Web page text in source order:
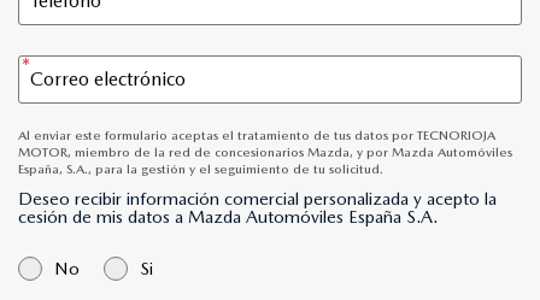
Al enviar este formulario aceptas el tratamiento de tus datos por TECNORIOJA
MOTOR, miembro de la red de concesionarios Mazda, y por Mazda Automóviles
España, S.A., para la gestión y el seguimiento de tu solicitud.
Deseo recibir información comercial personalizada y acepto la
cesión de mis datos a Mazda Automóviles España S.A.
No Si